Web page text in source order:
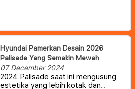
membuat viral All New Hyundai
Santa Fe.
Hyundai Pamerkan Desain 2026
Palisade Yang Semakin Mewah
07 December 2024
2024 Palisade saat ini mengusung
estetika yang lebih kotak dan